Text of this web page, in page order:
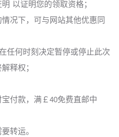
以证明您的领取资格；
况下，可与网站其他优惠同
在任何时刻决定暂停或停止此次
释权；
付款，满￡40免费直邮中
转运。